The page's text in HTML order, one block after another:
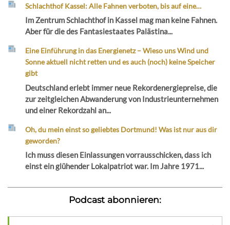
Schlachthof Kassel: Alle Fahnen verboten, bis auf eine…
Im Zentrum Schlachthof in Kassel mag man keine Fahnen.
Aber für die des Fantasiestaates Palästina...
Eine Einführung in das Energienetz – Wieso uns Wind und
Sonne aktuell nicht retten und es auch (noch) keine Speicher
gibt
Deutschland erlebt immer neue Rekordenergiepreise, die
zur zeitgleichen Abwanderung von Industrieunternehmen
und einer Rekordzahl an...
Oh, du mein einst so geliebtes Dortmund! Was ist nur aus dir
geworden?
Ich muss diesen Einlassungen vorrausschicken, dass ich
einst ein glühender Lokalpatriot war. Im Jahre 1971...
Podcast abonnieren: